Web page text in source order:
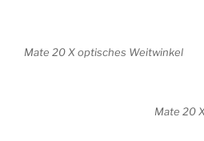
Mate 20 X optisches Weitwinkel
Mate 20